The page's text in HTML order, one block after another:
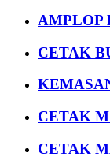
AMPLOP
CETAK
CETAK
CETAK